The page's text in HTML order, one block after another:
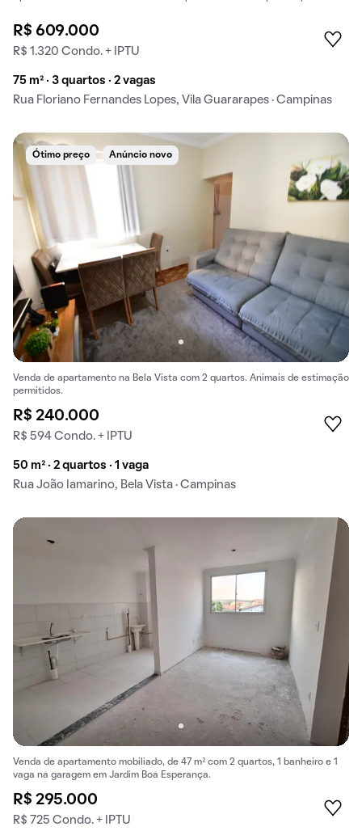
R$ 609.000
R$ 1.320 Condo. + IPTU
75 m² · 3 quartos · 2 vagas
Rua Floriano Fernandes Lopes, Vila Guararapes · Campinas
Ótimo preço Anúncio novo
Venda de apartamento na Bela Vista com 2 quartos. Animais de estimação
permitidos.
R$ 240.000
R$ 594 Condo. + IPTU
50 m² · 2 quartos · 1 vaga
Rua João Iamarino, Bela Vista · Campinas
Venda de apartamento mobiliado, de 47 m² com 2 quartos, 1 banheiro e 1
vaga na garagem em Jardim Boa Esperança.
R$ 295.000
R$ 725 Condo. + IPTU